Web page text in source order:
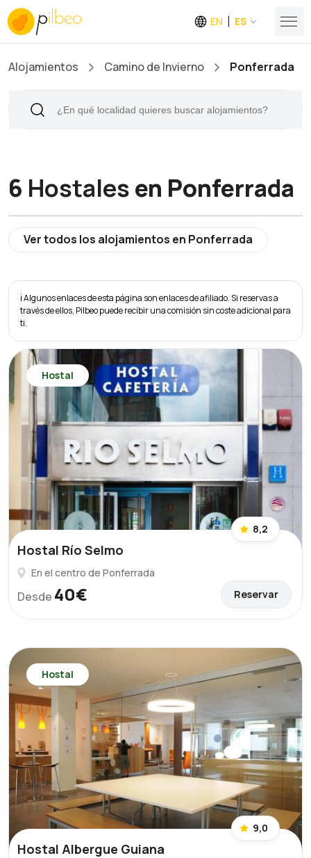
EN ES
Alojamientos Camino de Invierno Ponferrada
6 Hostalesen Ponferrada
Ver todos los alojamientos en Ponferrada
ℹ️ Algunos enlaces de esta página son enlaces de afiliado. Si reservas a
través de ellos, Pilbeo puede recibir una comisión sin coste adicional para
ti.
Hostal
8,2
Hostal Río Selmo
En el centro de Ponferrada
Desde 40€ Reservar
Hostal
9,0
Hostal Albergue Guiana